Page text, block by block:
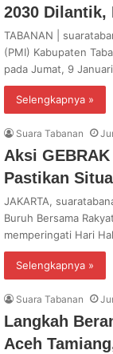
2030 Dilantik,
TABANAN |
(PMI) Kabupaten
pada Jumat, 9
Selengkapnya »
Suara Tabanan
Aksi
Pastikan
JAKARTA,
Buruh Bersama
memperingati Hari
Selengkapnya »
Suara Tabanan
Langkah
Aceh